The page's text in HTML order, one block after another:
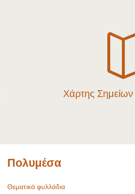
Χάρτης Σημείων
Πολυμέσα
Θεματικά φυλλάδια